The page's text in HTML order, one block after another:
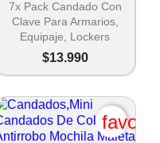
7x Pack Candado Con
Clave Para Armarios,
Equipaje, Lockers
$13.990